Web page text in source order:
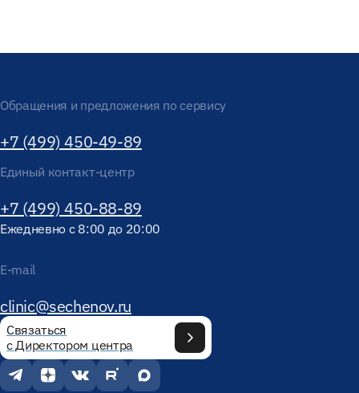
Обращения и предложения по сервису
+7 (499) 450-49-89
Единый контакт-центр
+7 (499) 450-88-89
Ежедневно с 8:00 до 20:00
E-mail
clinic@sechenov.ru
Связаться
с Директором центра